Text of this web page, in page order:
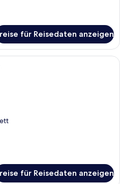
für Reisedaten anzeigen
Hochwertige Bettwaren, kostenlose
für Reisedaten anzeigen